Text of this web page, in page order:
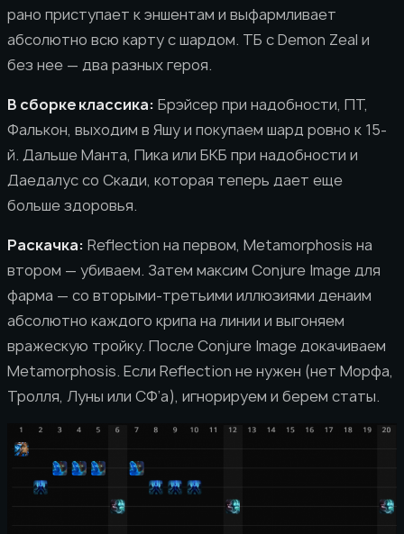
рано приступает к эншентам и выфармливает
абсолютно всю карту с шардом. ТБ с Demon Zeal и
без нее — два разных героя.
В сборке классика: Брэйсер при надобности, ПТ,
Фалькон, выходим в Яшу и покупаем шард ровно к 15-
й. Дальше Манта, Пика или БКБ при надобности и
Даедалус со Скади, которая теперь дает еще
больше здоровья.
Раскачка: Reflection на первом, Metamorphosis на
втором — убиваем. Затем максим Conjure Image для
фарма — со вторыми-третьими иллюзиями денаим
абсолютно каждого крипа на линии и выгоняем
вражескую тройку. После Conjure Image докачиваем
Metamorphosis. Если Reflection не нужен (нет Морфа,
Тролля, Луны или СФ’а), игнорируем и берем статы.